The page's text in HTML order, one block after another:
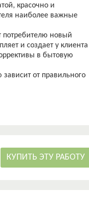
красочно и
наиболее важные
потребителю новый
и создает у клиента
в бытовую
от правильного
требует от
КУПИТЬ ЭТУ РАБОТУ